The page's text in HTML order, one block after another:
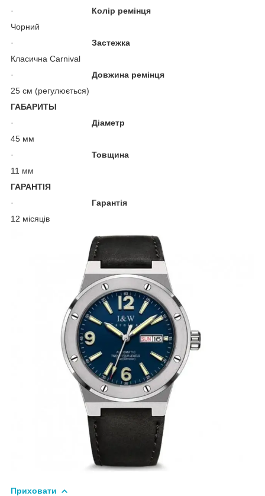
· Колір ремінця
Чорний
· Застежка
Класична Carnival
· Довжина ремінця
25 см (регулюється)
ГАБАРИТЫ
· Діаметр
45 мм
· Товщина
11 мм
ГАРАНТІЯ
· Гарантія
12 місяців
Приховати